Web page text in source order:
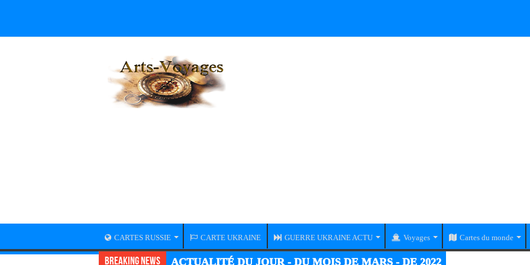
CARTES RUSSIE CARTE UKRAINE GUERRE UKRAINE ACTU Voyages Cartes du monde
Breaking News ACTUALITÉ DU JOUR - DU MOIS DE MARS - DE 2022